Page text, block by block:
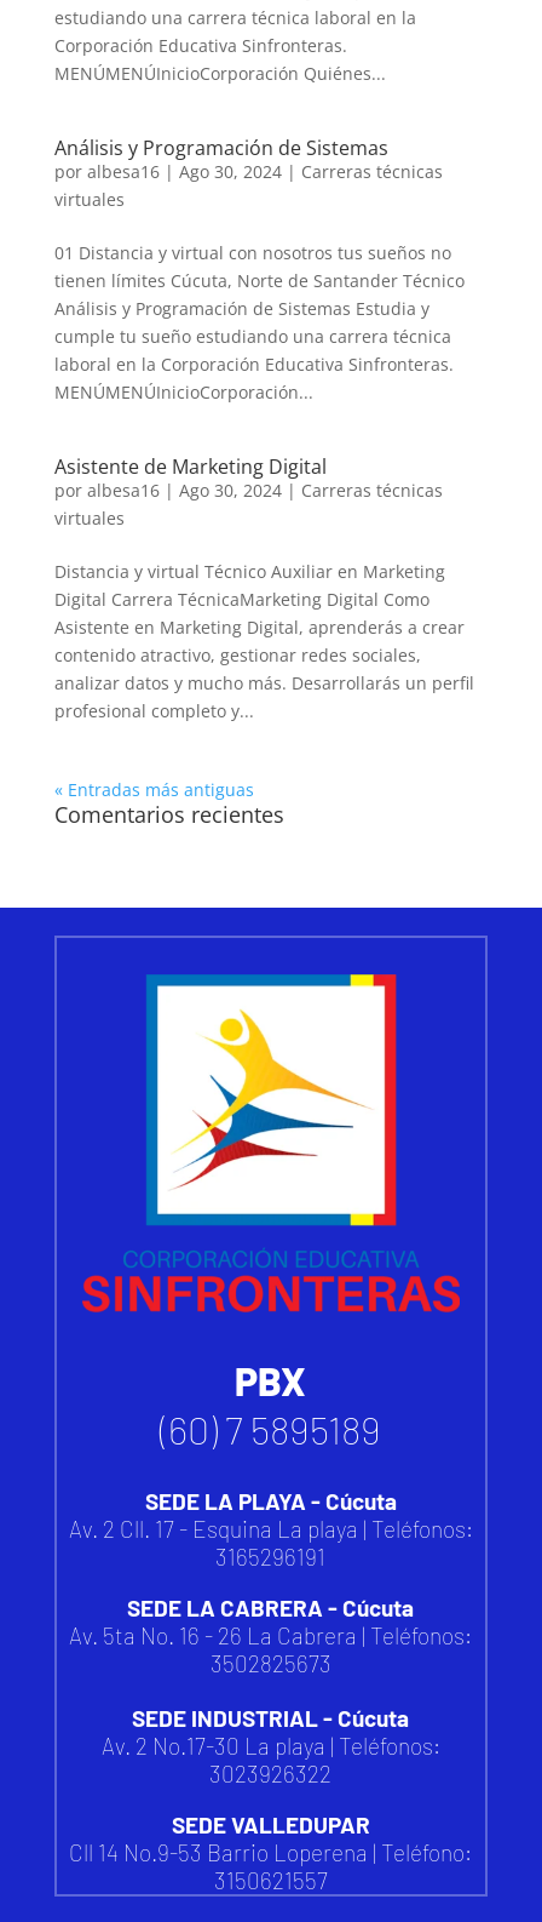
estudiando una carrera técnica laboral en la
Corporación Educativa Sinfronteras.
MENÚMENÚInicioCorporación Quiénes...
Análisis y Programación de Sistemas
por albesa16| Ago 30, 2024| Carreras técnicas
virtuales
01 Distancia y virtual con nosotros tus sueños no
tienen límites Cúcuta, Norte de Santander Técnico
Análisis y Programación de Sistemas Estudia y
cumple tu sueño estudiando una carrera técnica
laboral en la Corporación Educativa Sinfronteras.
MENÚMENÚInicioCorporación...
Asistente de Marketing Digital
por albesa16| Ago 30, 2024| Carreras técnicas
virtuales
Distancia y virtual Técnico Auxiliar en Marketing
Digital Carrera TécnicaMarketing Digital Como
Asistente en Marketing Digital, aprenderás a crear
contenido atractivo, gestionar redes sociales,
analizar datos y mucho más. Desarrollarás un perfil
profesional completo y...
« Entradas más antiguas
Comentarios recientes
PBX
(60) 7 5895189
SEDE LA PLAYA - Cúcuta
Av. 2 Cll. 17 - Esquina La playa | Teléfonos:
3165296191
SEDE LA CABRERA - Cúcuta
Av. 5ta No. 16 - 26 La Cabrera | Teléfonos:
3502825673
SEDE INDUSTRIAL - Cúcuta
Av. 2 No.17-30 La playa | Teléfonos:
3023926322
SEDE VALLEDUPAR
Cll 14 No.9-53 Barrio Loperena | Teléfono:
3150621557